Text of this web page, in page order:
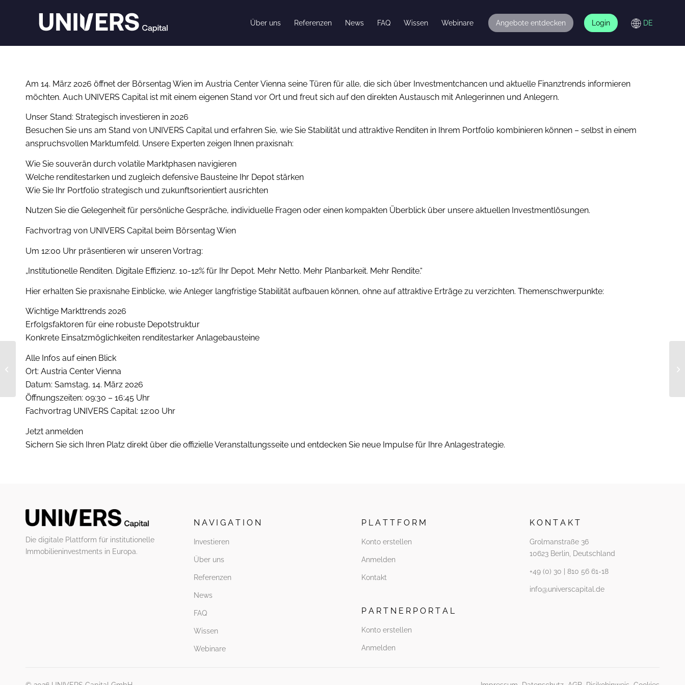
Über uns Referenzen News FAQ Wissen Webinare Angebote entdecken Login
Am 14. März 2026 öffnet der Börsentag Wien im Austria Center Vienna seine Türen für alle, die sich über Investmentchancen und aktuelle Finanztrends informieren
möchten. Auch UNIVERS Capital ist mit einem eigenen Stand vor Ort und freut sich auf den direkten Austausch mit Anlegerinnen und Anlegern.
Unser Stand: Strategisch investieren in 2026
Besuchen Sie uns am Stand von UNIVERS Capital und erfahren Sie, wie Sie Stabilität und attraktive Renditen in Ihrem Portfolio kombinieren können – selbst in einem
anspruchsvollen Marktumfeld. Unsere Experten zeigen Ihnen praxisnah:
Wie Sie souverän durch volatile Marktphasen navigieren
Welche renditestarken und zugleich defensive Bausteine Ihr Depot stärken
Wie Sie Ihr Portfolio strategisch und zukunftsorientiert ausrichten
Nutzen Sie die Gelegenheit für persönliche Gespräche, individuelle Fragen oder einen kompakten Überblick über unsere aktuellen Investmentlösungen.
Fachvortrag von UNIVERS Capital beim Börsentag Wien
Um 12:00 Uhr präsentieren wir unseren Vortrag:
„Institutionelle Renditen. Digitale Effizienz. 10-12% für Ihr Depot. Mehr Netto. Mehr Planbarkeit. Mehr Rendite.​“​​​
Hier erhalten Sie praxisnahe Einblicke, wie Anleger langfristige Stabilität aufbauen können, ohne auf attraktive Erträge zu verzichten. Themenschwerpunkte:
Wichtige Markttrends 2026
Erfolgsfaktoren für eine robuste Depotstruktur
Konkrete Einsatzmöglichkeiten renditestarker Anlagebausteine
Alle Infos auf einen Blick
Ort: Austria Center Vienna
Datum: Samstag, 14. März 2026
Öffnungszeiten: 09:30 – 16:45 Uhr
Fachvortrag UNIVERS Capital: 12:00 Uhr
Jetzt anmelden
Sichern Sie sich Ihren Platz direkt über die offizielle Veranstaltungsseite und entdecken Sie neue Impulse für Ihre Anlagestrategie.
Die digitale Plattform für institutionelle
Immobilieninvestments in Europa.
N A V I G A T I O N
Investieren
Über uns
Referenzen
News
FAQ
Wissen
Webinare
P L A T T F O R M
Konto erstellen
Anmelden
Kontakt
P A R T N E R P O R T A L
Konto erstellen
Anmelden
K O N T A K T
Grolmanstraße 36
10623 Berlin, Deutschland
+49 (0) 30 | 810 56 61-18
info@universcapital.de
Wohnung als
Anleihe? |
NaturResidenz Steglitz